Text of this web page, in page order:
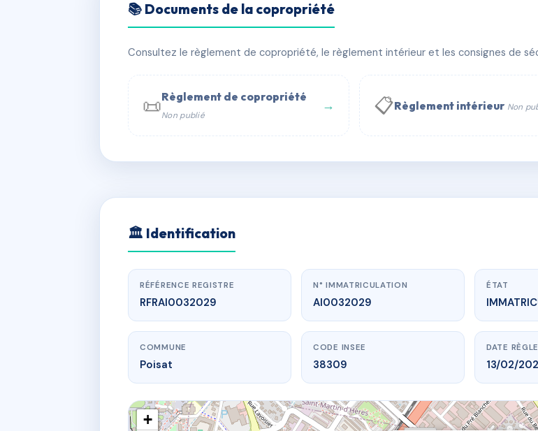
LE DEBUSSY
📍 16 r claude debussy 38320 Poisat
📞 Contacter Syndic Digital 💬 WhatsApp
📚 Documents de la copropriété
Consultez le règlement de copropriété, le règlement intérieur et les consignes de
📜Règlement de copropriété
Non publié
→ 📋Règlement intérieur Non
AI0032029 🇫🇷
🏛 Identification
RÉFÉRENCE REGISTRE
RFRAI0032029
N° IMMATRICULATION
AI0032029
ÉTAT
COMMUNE
Poisat
CODE INSEE
38309
DATE
13/02/
+